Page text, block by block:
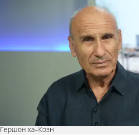
Гершон ха-Коэн